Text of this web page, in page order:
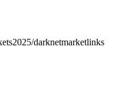
darknetmarketlinks